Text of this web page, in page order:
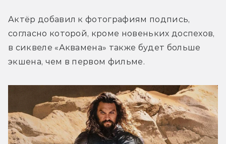
Актёр добавил к фотографиям подпись,
согласно которой, кроме новеньких доспехов,
в сиквеле «Аквамена» также будет больше
экшена, чем в первом фильме.